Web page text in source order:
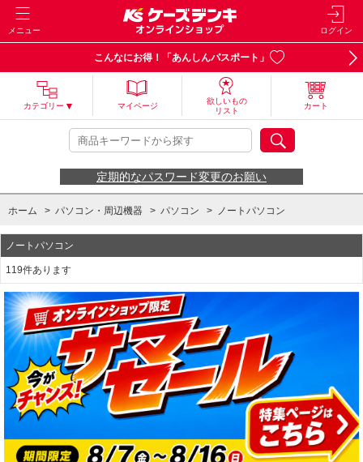
メニュー ログイン
こんなにお得！「あんしんパスポート」
カテゴリー マイページ
欲しいもの
リスト
カート
定期的なパスワード変更のお願い
ホーム > パソコン・周辺機器 > パソコン > ノートパソコン
ノートパソコン
119件あります